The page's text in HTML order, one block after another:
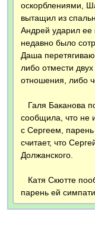
оскорблениями,
вытащил из
Андрей ударил ее
недавно было
Даша
либо отмести
отношения, либо
Галя Баканова
сообщила, что не
с Сергеем,
считает, что
Должанского.
Катя Скютте
парень ей